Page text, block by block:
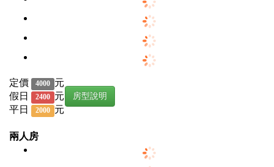
定價 4000 元
假日
2400 元
平日
2000 元
房型說明
兩人房